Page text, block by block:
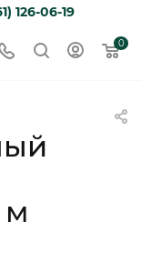
126-06-19
0
м